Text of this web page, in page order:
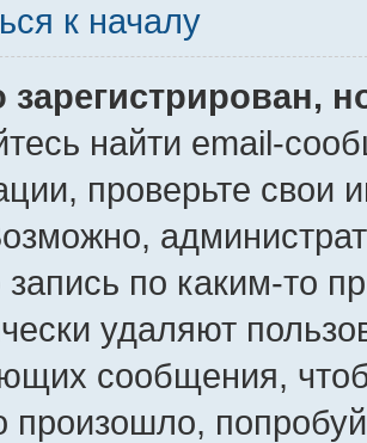
к началу
зарегистрирован,
найти email-
проверьте свои
запись по каким-то
удаляют
сообщения,
произошло,